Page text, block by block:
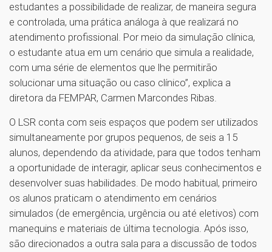
estudantes a possibilidade de realizar, de maneira segura
e controlada, uma prática análoga à que realizará no
atendimento profissional. Por meio da simulação clínica,
o estudante atua em um cenário que simula a realidade,
com uma série de elementos que lhe permitirão
solucionar uma situação ou caso clínico”, explica a
diretora da FEMPAR, Carmen Marcondes Ribas.
O LSR conta com seis espaços que podem ser utilizados
simultaneamente por grupos pequenos, de seis a 15
alunos, dependendo da atividade, para que todos tenham
a oportunidade de interagir, aplicar seus conhecimentos e
desenvolver suas habilidades. De modo habitual, primeiro
os alunos praticam o atendimento em cenários
simulados (de emergência, urgência ou até eletivos) com
manequins e materiais de última tecnologia. Após isso,
são direcionados a outra sala para a discussão de todos